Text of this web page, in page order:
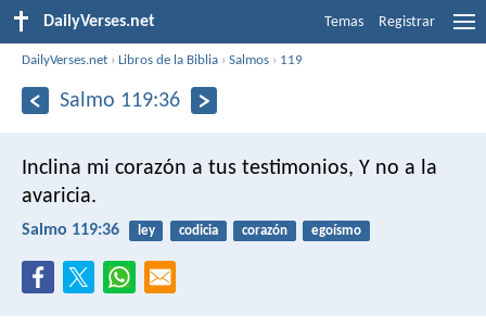
DailyVerses.net Temas Registrar
DailyVerses.net ›Libros de la Biblia ›Salmos › 119
Salmo 119:36
Inclina mi corazón a tus testimonios, Y no a la
avaricia.
Salmo 119:36 ley codicia corazón egoísmo